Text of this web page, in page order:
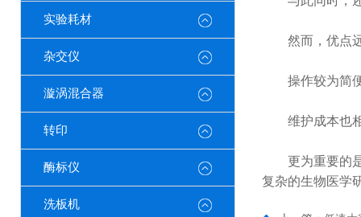
实验耗材
杂交仪
漩涡混合器
转印
酶标仪
洗板机
然而，优点远
操作较为简便
维护成本也相
更为重要的
复杂的生物医学